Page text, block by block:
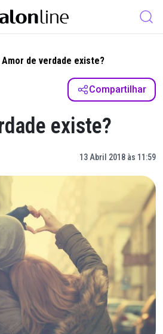
Amor de verdade existe?
Compartilhar
existe?
13 Abril 2018 às 11:59